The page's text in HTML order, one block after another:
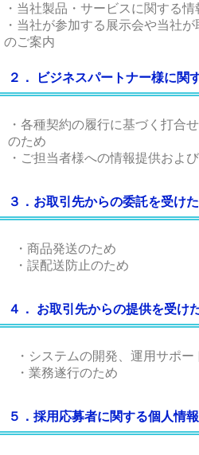
・当社製品・サービスに関する
・当社が参加する展示会や当社
のご案内
２． ビジネスパートナー様に関
・各種契約の履行に基づく打合
のため
・ご担当者様への情報提供およ
３．お取引先からの委託を受け
・商品発送のため
・誤配送防止のため
４． お取引先からの提供を受け
・システムの開発、運用サポー
・業務遂行のため
５．採用応募者に関する個人情報